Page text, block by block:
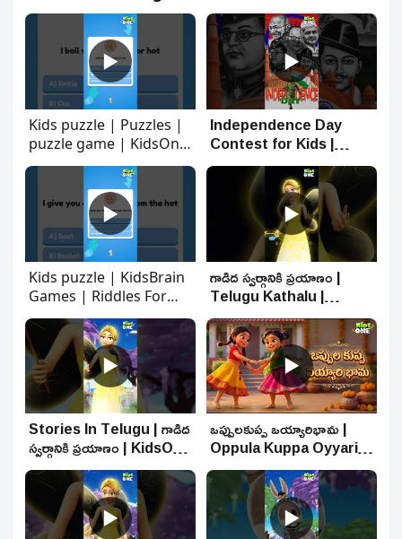
▶
Kids puzzle | Puzzles |
puzzle game | KidsOne
Telugu
▶
Independence Day
Contest for Kids |
స్వాతంత్ర దినోత్సవ పోటీ 2026 |
KidsOne Telugu |
▶
Kids puzzle | KidsBrain
Games | Riddles For
Kids | KidsOne Telugu
▶
గాడిద స్వర్గానికి ప్రయాణం |
Telugu Kathalu |
Stories In Telugu |
KidsOne Telugu
▶
Stories In Telugu | గాడిద
స్వర్గానికి ప్రయాణం | KidsOne
Telugu
▶
ఒప్పులకుప్ప ఒయ్యారిభామ |
Oppula Kuppa Oyyari
Bhama | Telugu
Rhymes for Children |
Kidsone Telugu
▶ ▶